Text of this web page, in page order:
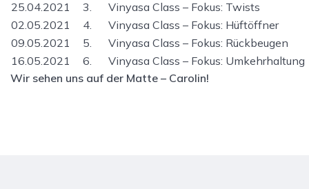
25.04.2021
3. Vinyasa Class – Fokus: Twists
02.05.2021
4. Vinyasa Class – Fokus: Hüftöffner
09.05.2021
5. Vinyasa Class – Fokus: Rückbeugen
16.05.2021
6. Vinyasa Class – Fokus: Umkehrhaltung
Wir sehen uns auf der Matte – Carolin!